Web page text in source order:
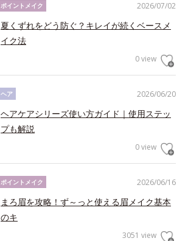
2026/07/02
ポイントメイク
夏くずれをどう防ぐ？キレイが続くベースメ
イク法
0 view
2026/06/20
ヘア
ヘアケアシリーズ使い方ガイド｜使用ステッ
プも解説
0 view
2026/06/16
ポイントメイク
まろ眉を攻略！ず～っと使える眉メイク基本
のキ
3051 view